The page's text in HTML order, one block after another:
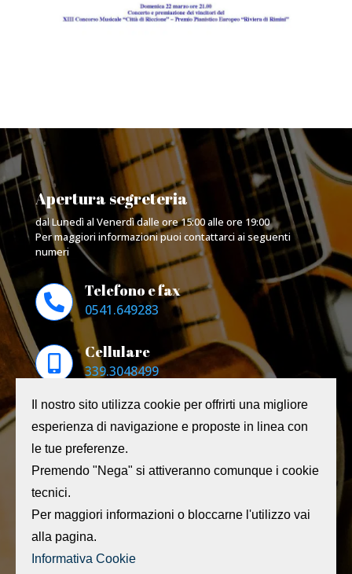
Apertura segreteria
dal Lunedì al Venerdì dalle ore 15:00 alle ore 19:00
Per maggiori informazioni puoi contattarci ai seguenti
numeri

Telefono e fax
0541.649283

Cellulare
339.3048499
Il nostro istituto
Ass. Istituto Musicale di Riccione
Via Fucini, 20 – 47838 – Riccione (Rn)
P.IVA 02457250401 – CF 91007670408
info@imriccione.com
Pec:imriccione@pec.it
Informazioni sul sito
Mappa del sito
Il nostro sito utilizza cookie per offrirti una migliore
esperienza di navigazione e proposte in linea con
le tue preferenze.
Premendo "Nega" si attiveranno comunque i cookie
tecnici.
Per maggiori informazioni o bloccarne l'utilizzo vai
alla pagina.
Informativa Cookie